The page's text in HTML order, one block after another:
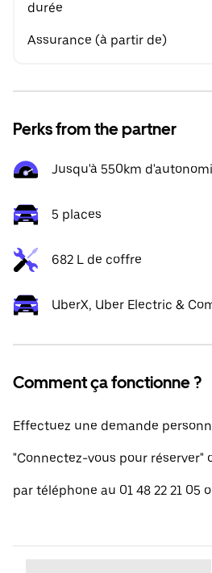
durée
Assurance (à partir de)
Perks from the partner
Jusqu'à 550km
5 places
682 L de coffre
UberX, Uber Electric &
Comment ça fonctionne ?
Effectuez une demande
"Connectez-vous pour réserver"
par téléphone au 01 48 22 21 05